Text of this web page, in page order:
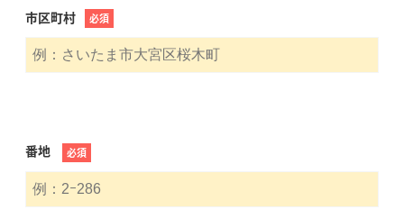
市区町村 必須
番地 必須